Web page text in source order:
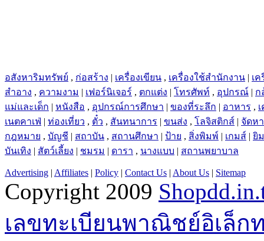
อสังหาริมทรัพย์ , ก่อสร้าง | เครื่องเขียน , เครื่องใช้สำนักงาน | เ
สำอาง , ความงาม | เฟอร์นิเจอร์ , ตกแต่ง | โทรศัพท์ , อุปกรณ์ | ก
แม่และเด็ก | หนังสือ , อุปกรณ์การศึกษา | ของที่ระลึก | อาหาร ,
เนตคาเฟ่ | ท่องเที่ยว , ตั๋ว , สันทนาการ | ขนส่ง , โลจิสติกส์ | จัดห
กฎหมาย , บัญชี | สถาบัน , สถานศึกษา | ป้าย , สิ่งพิมพ์ | เกมส์ | ยิม
บันเทิง | สัตว์เลี้ยง | ชมรม | ดารา , นางแบบ | สถานพยาบาล
Advertising | Affiliates | Policy | Contact Us | About Us | Sitemap
Copyright 2009
เลขทะเบียนพาณิชย์อิเล็ก